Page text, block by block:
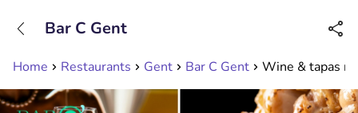
Disponible jusqu'à 23:00 heures
Home Restaurants Gent Bar C Gent Wine & tapas
Bar C Gent